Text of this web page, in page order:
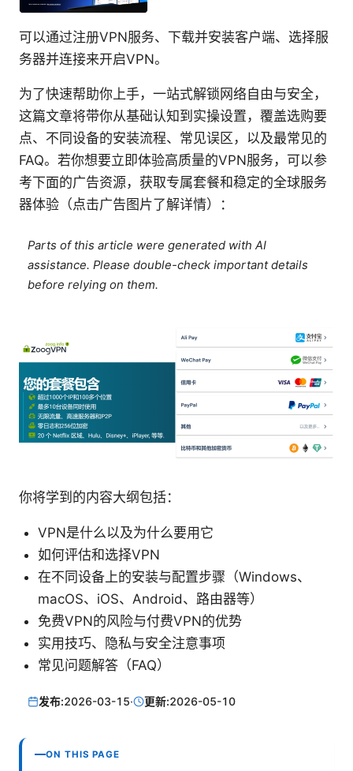
可以通过注册VPN服务、下载并安装客户端、选择服
务器并连接来开启VPN。
为了快速帮助你上手，一站式解锁网络自由与安全，
这篇文章将带你从基础认知到实操设置，覆盖选购要
点、不同设备的安装流程、常见误区，以及最常见的
FAQ。若你想要立即体验高质量的VPN服务，可以参
考下面的广告资源，获取专属套餐和稳定的全球服务
器体验（点击广告图片了解详情）：
Parts of this article were generated with AI
assistance. Please double-check important details
before relying on them.
你将学到的内容大纲包括：
VPN是什么以及为什么要用它
如何评估和选择VPN
在不同设备上的安装与配置步骤（Windows、
macOS、iOS、Android、路由器等）
免费VPN的风险与付费VPN的优势
实用技巧、隐私与安全注意事项
常见问题解答（FAQ）
发布:2026-03-15· 更新:2026-05-10
ON THIS PAGE